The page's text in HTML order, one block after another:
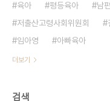
육아
평등육아 남편
저출산고령사회위원회
임아영
아빠육아
더보기
검색